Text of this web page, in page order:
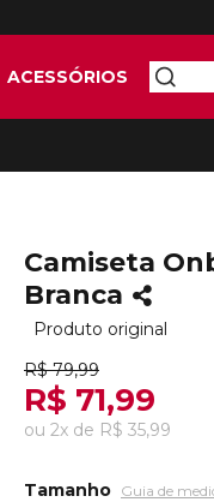
ACESSÓRIOS
Camiseta
Branca
Produto original
R$ 79,99
R$ 71,99
ou 2x de R$ 35,99
Tamanho Guia de